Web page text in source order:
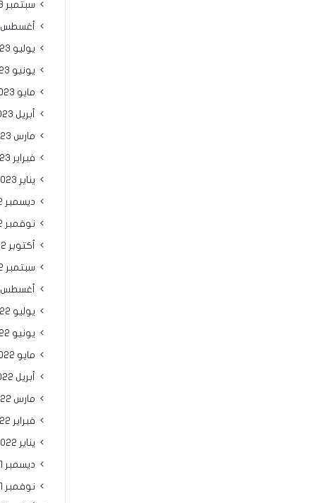
سبتمبر 2023
أغسطس 2023
يوليو 2023
يونيو 2023
مايو 2023
أبريل 2023
مارس 2023
فبراير 2023
يناير 2023
ديسمبر 2022
نوفمبر 2022
أكتوبر 2022
سبتمبر 2022
أغسطس 2022
يوليو 2022
يونيو 2022
مايو 2022
أبريل 2022
مارس 2022
فبراير 2022
يناير 2022
ديسمبر 2021
نوفمبر 2021